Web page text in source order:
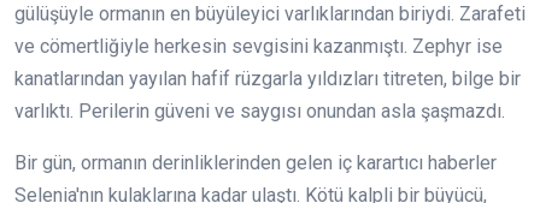
gülüşüyle ormanın en büyüleyici varlıklarından biriydi. Zarafeti
ve cömertliğiyle herkesin sevgisini kazanmıştı. Zephyr ise
kanatlarından yayılan hafif rüzgarla yıldızları titreten, bilge bir
varlıktı. Perilerin güveni ve saygısı onundan asla şaşmazdı.
Bir gün, ormanın derinliklerinden gelen iç karartıcı haberler
Selenia'nın kulaklarına kadar ulaştı. Kötü kalpli bir büyücü,